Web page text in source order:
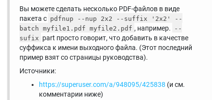
Вы можете сделать несколько PDF-файлов в виде
пакета с pdfnup --nup 2x2 --suffix '2x2' --
batch myfile1.pdf myfile2.pdf , например.
--
sufix part просто говорит, что добавить в качестве
суффикса к имени выходного файла. (Этот последний
пример взят со страницы руководства).
Источники:
https://superuser.com/a/948095/425838 (и см.
комментарии ниже)